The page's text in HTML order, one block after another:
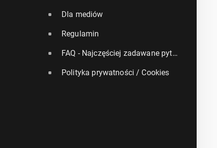
Dla mediów
Regulamin
FAQ - Najczęściej zadawane pytania
Polityka prywatności / Cookies